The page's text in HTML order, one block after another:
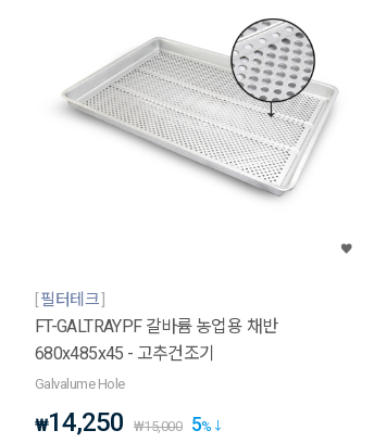
필터테크
FT-GALTRAYPF 갈바륨 농업용 채반
680x485x45 - 고추건조기
Galvalume Hole
₩14,250 ₩15,000 5%